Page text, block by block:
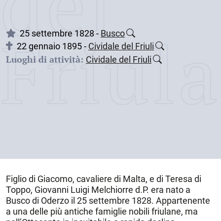
25 settembre 1828 - Busco
22 gennaio 1895 - Cividale del Friuli
Luoghi di attività: Cividale del Friuli
Figlio di Giacomo, cavaliere di Malta, e di Teresa di
Toppo, Giovanni Luigi Melchiorre d.P. era nato a
Busco di Oderzo il 25 settembre 1828. Appartenente
a una delle più antiche famiglie nobili friulane, ma